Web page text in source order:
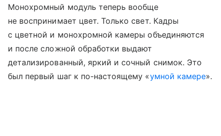
Монохромный модуль теперь вообще
не воспринимает цвет. Только свет. Кадры
с цветной и монохромной камеры объединяются
и после сложной обработки выдают
детализированный, яркий и сочный снимок. Это
был первый шаг к по-настоящему «умной камере».